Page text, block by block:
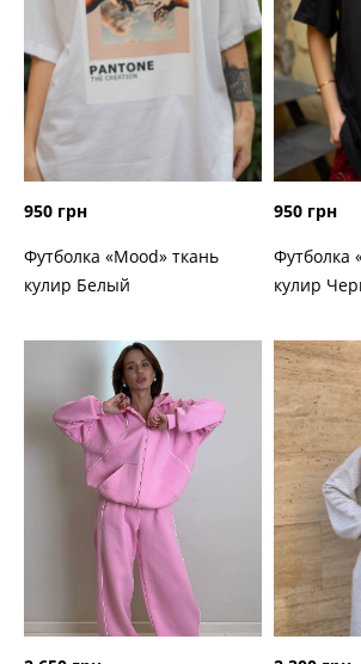
950 грн
Футболка «Mood» ткань
кулир Белый
950 грн
Футболка
кулир